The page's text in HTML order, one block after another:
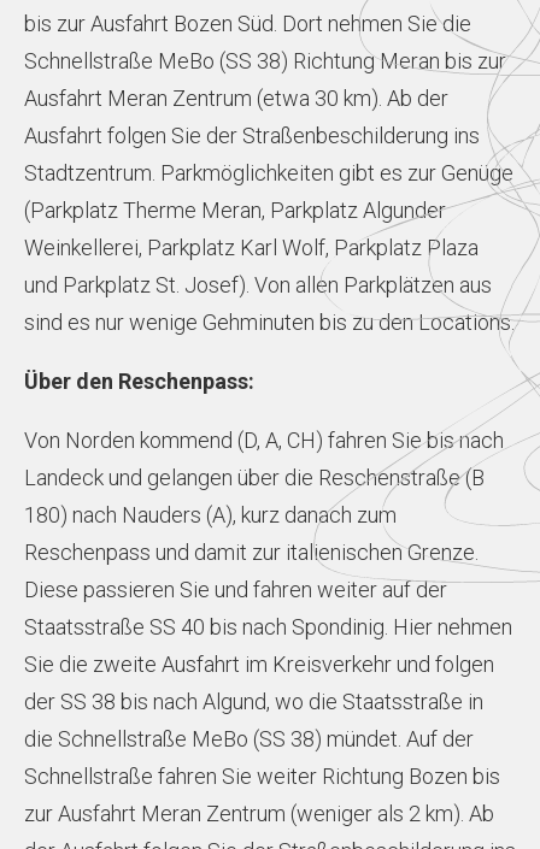
bis zur Ausfahrt Bozen Süd. Dort nehmen Sie die
Schnellstraße MeBo (SS 38) Richtung Meran bis zur
Ausfahrt Meran Zentrum (etwa 30 km). Ab der
Ausfahrt folgen Sie der Straßenbeschilderung ins
Stadtzentrum. Parkmöglichkeiten gibt es zur Genüge
(Parkplatz Therme Meran, Parkplatz Algunder
Weinkellerei, Parkplatz Karl Wolf, Parkplatz Plaza
und Parkplatz St. Josef). Von allen Parkplätzen aus
sind es nur wenige Gehminuten bis zu den Locations.
Über den Reschenpass:
Von Norden kommend (D, A, CH) fahren Sie bis nach
Landeck und gelangen über die Reschenstraße (B
180) nach Nauders (A), kurz danach zum
Reschenpass und damit zur italienischen Grenze.
Diese passieren Sie und fahren weiter auf der
Staatsstraße SS 40 bis nach Spondinig. Hier nehmen
Sie die zweite Ausfahrt im Kreisverkehr und folgen
der SS 38 bis nach Algund, wo die Staatsstraße in
die Schnellstraße MeBo (SS 38) mündet. Auf der
Schnellstraße fahren Sie weiter Richtung Bozen bis
zur Ausfahrt Meran Zentrum (weniger als 2 km). Ab